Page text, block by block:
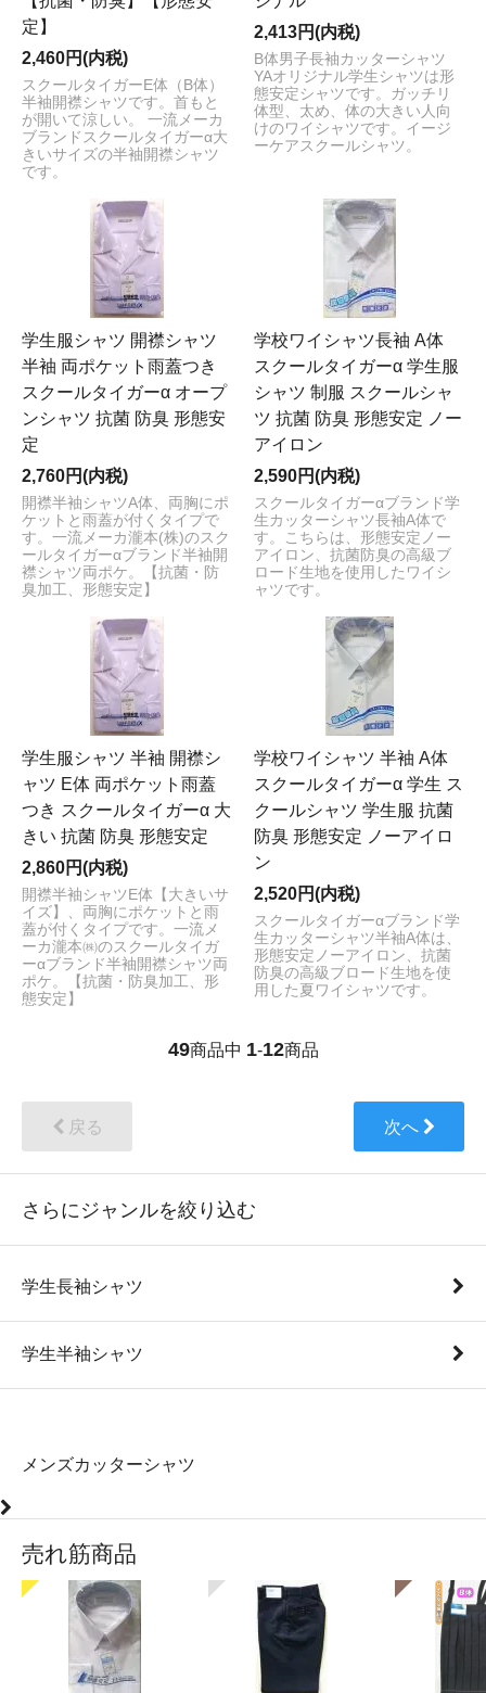
定】
2,460円(内税)
スクールタイガーE体（B体）
半袖開襟シャツです。首もと
が開いて涼しい。 一流メーカ
ブランドスクールタイガーα大
きいサイズの半袖開襟シャツ
です。
2,413円(内税)
B体男子長袖カッターシャツ
YAオリジナル学生シャツは形
態安定シャツです。ガッチリ
体型、太め、体の大きい人向
けのワイシャツです。イージ
ーケアスクールシャツ。
学生服シャツ 開襟シャツ
半袖 両ポケット雨蓋つき
スクールタイガーα オープ
ンシャツ 抗菌 防臭 形態安
定
2,760円(内税)
開襟半袖シャツA体、両胸にポ
ケットと雨蓋が付くタイプで
す。一流メーカ瀧本(株)のスク
ールタイガーαブランド半袖開
襟シャツ両ポケ。【抗菌・防
臭加工、形態安定】
学校ワイシャツ長袖 A体
スクールタイガーα 学生服
シャツ 制服 スクールシャ
ツ 抗菌 防臭 形態安定 ノー
アイロン
2,590円(内税)
スクールタイガーαブランド学
生カッターシャツ長袖A体で
す。こちらは、形態安定ノー
アイロン、抗菌防臭の高級ブ
ロード生地を使用したワイシ
ャツです。
学生服シャツ 半袖 開襟シ
ャツ E体 両ポケット雨蓋
つき スクールタイガーα 大
きい 抗菌 防臭 形態安定
2,860円(内税)
開襟半袖シャツE体【大きいサ
イズ】、両胸にポケットと雨
蓋が付くタイプです。一流メ
ーカ瀧本㈱のスクールタイガ
ーαブランド半袖開襟シャツ両
ポケ。【抗菌・防臭加工、形
態安定】
学校ワイシャツ 半袖 A体
スクールタイガーα 学生 ス
クールシャツ 学生服 抗菌
防臭 形態安定 ノーアイロ
ン
2,520円(内税)
スクールタイガーαブランド学
生カッターシャツ半袖A体は、
形態安定ノーアイロン、抗菌
防臭の高級ブロード生地を使
用した夏ワイシャツです。
49商品中 1-12商品
戻る 次へ
さらにジャンルを絞り込む
学生長袖シャツ
学生半袖シャツ
メンズカッターシャツ
売れ筋商品